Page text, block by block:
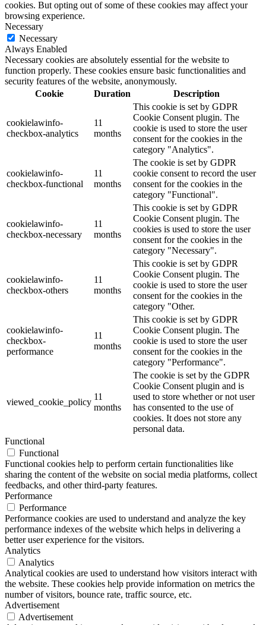
cookies. But opting out of some of these cookies may affect your
browsing experience.
Necessary
Necessary
Always Enabled
Necessary cookies are absolutely essential for the website to
function properly. These cookies ensure basic functionalities and
security features of the website, anonymously.
Cookie
Duration Description
cookielawinfo-
checkbox-analytics
11
months
This cookie is set by GDPR
Cookie Consent plugin. The
cookie is used to store the user
consent for the cookies in the
category "Analytics".
cookielawinfo-
checkbox-functional
11
months
The cookie is set by GDPR
cookie consent to record the user
consent for the cookies in the
category "Functional".
cookielawinfo-
checkbox-necessary
11
months
This cookie is set by GDPR
Cookie Consent plugin. The
cookies is used to store the user
consent for the cookies in the
category "Necessary".
cookielawinfo-
checkbox-others
11
months
This cookie is set by GDPR
Cookie Consent plugin. The
cookie is used to store the user
consent for the cookies in the
category "Other.
cookielawinfo-
checkbox-
performance
11
months
This cookie is set by GDPR
Cookie Consent plugin. The
cookie is used to store the user
consent for the cookies in the
category "Performance".
viewed_cookie_policy
11
months
The cookie is set by the GDPR
Cookie Consent plugin and is
used to store whether or not user
has consented to the use of
cookies. It does not store any
personal data.
Functional
Functional
Functional cookies help to perform certain functionalities like
sharing the content of the website on social media platforms, collect
feedbacks, and other third-party features.
Performance
Performance
Performance cookies are used to understand and analyze the key
performance indexes of the website which helps in delivering a
better user experience for the visitors.
Analytics
Analytics
Analytical cookies are used to understand how visitors interact with
the website. These cookies help provide information on metrics the
number of visitors, bounce rate, traffic source, etc.
Advertisement
Advertisement